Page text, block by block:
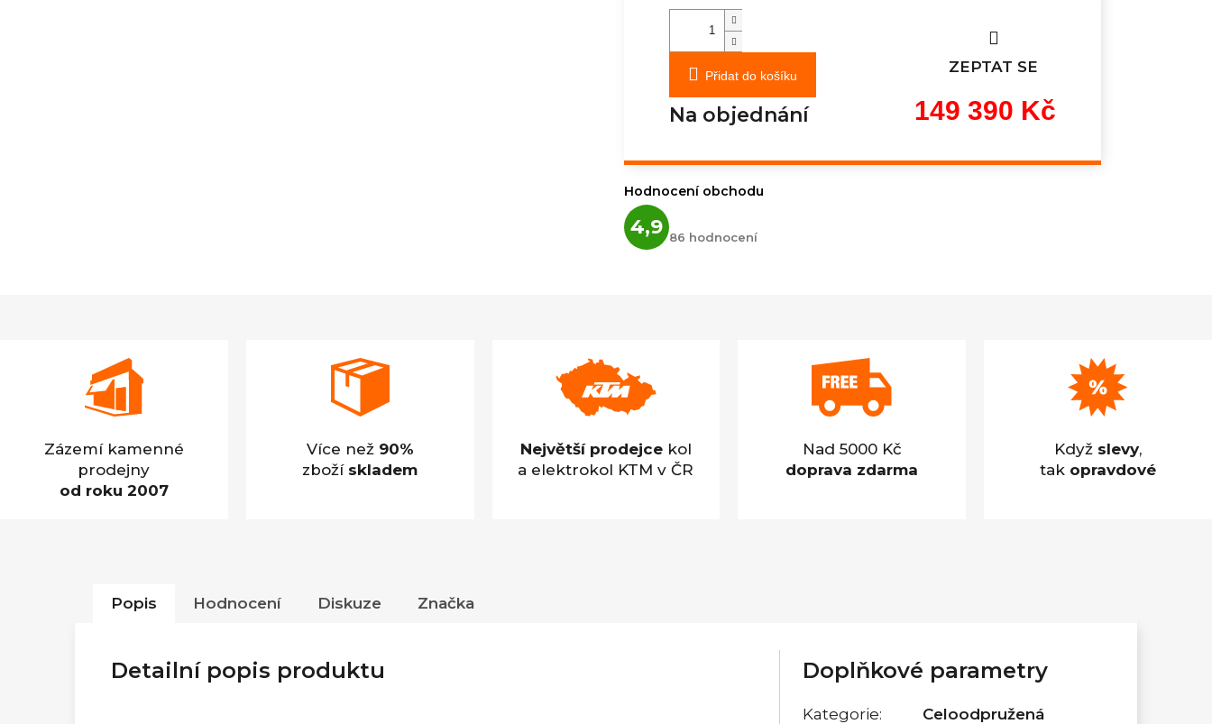
Přidat do košíku
ZEPTAT SE
Na objednání 149 390 Kč
cena:
Hodnocení obchodu
4,9 hodnocení
obchodu
86 hodnocení
Zázemí kamenné
prodejny
od roku 2007
Více než 90%
zboží skladem
Největší prodejcekol
a elektrokol KTM v ČR
Nad 5000 Kč
doprava zdarma
Když slevy,
tak opravdové
Popis Hodnocení Diskuze Značka
Detailní popis produktu Doplňkové parametry
Kategorie:
Celoodpružená